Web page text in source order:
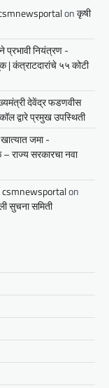
onकृषी
प्रभावी नियंत्रण -
| कंत्राटदारांचे ५५ कोटी
देवेंद्र फडणवीस
द्वारे प्रमुख उपस्थिती
खात्यात जमा -
– राज्य सरकारचा नवा
- csmnewsportalon
सुचना समिती